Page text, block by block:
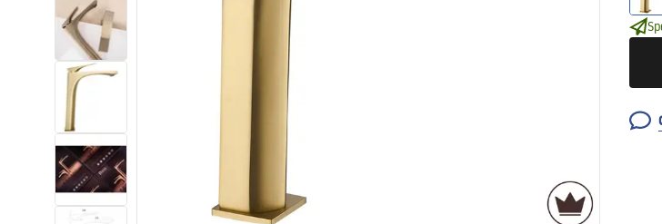
Lavabi
Vasche da bagno e schermi vasca
Set doccia